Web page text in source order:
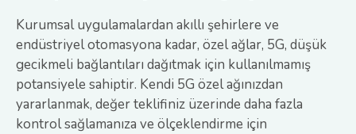
Kurumsal uygulamalardan akıllı şehirlere ve
endüstriyel otomasyona kadar, özel ağlar, 5G, düşük
gecikmeli bağlantıları dağıtmak için kullanılmamış
potansiyele sahiptir. Kendi 5G özel ağınızdan
yararlanmak, değer teklifiniz üzerinde daha fazla
kontrol sağlamanıza ve ölçeklendirme için